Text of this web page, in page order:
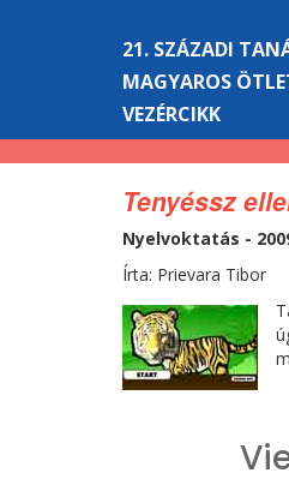
21. SZÁZADI
MAGYAROS
VEZÉRCIKK
Tenyéssz
Nyelvoktatás -
Írta: Prievara Tibor